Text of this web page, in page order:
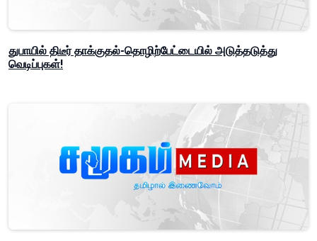
துபாயில் திடீர் தாக்குதல்-தொழிற்பேட்டையில் அடுத்தடுத்து
வெடிப்புகள்!